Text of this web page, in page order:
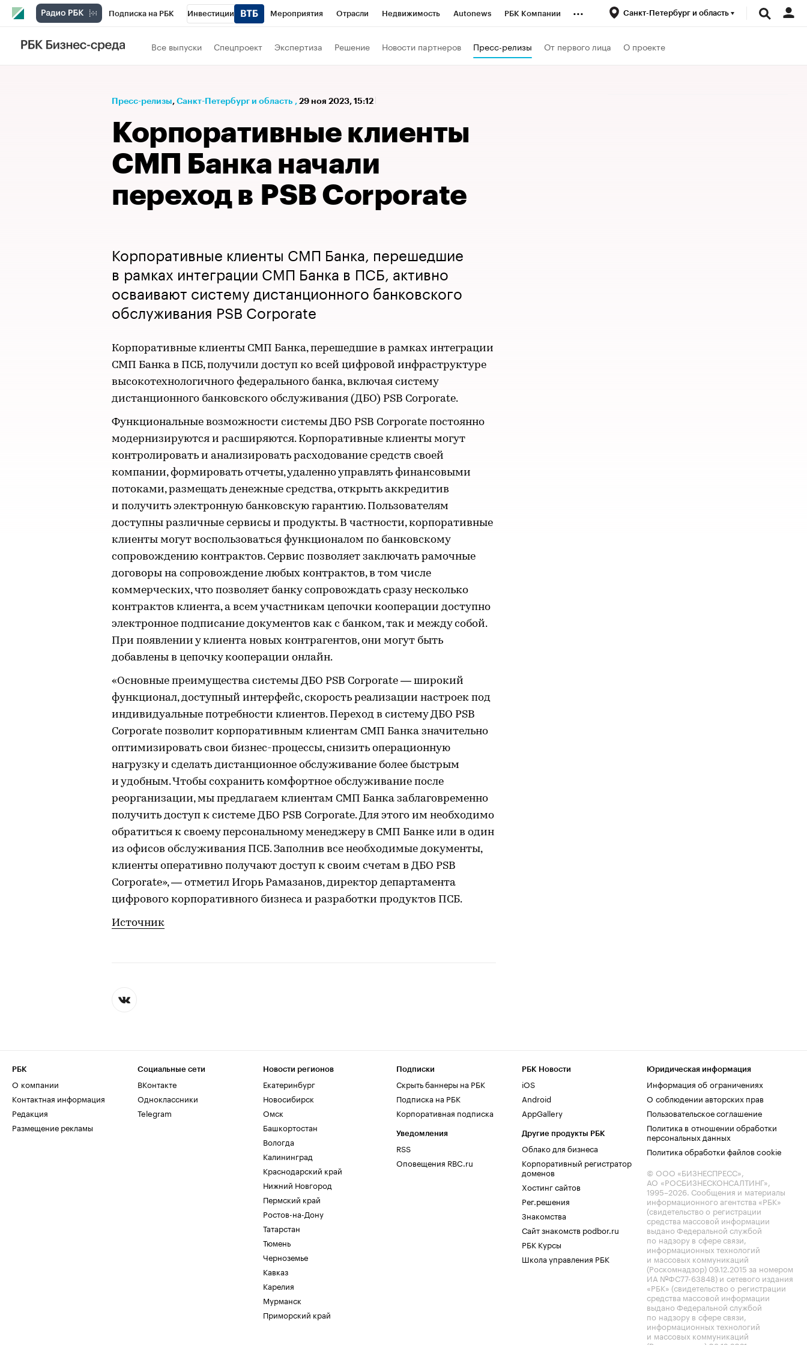
Подписка на РБК Инвестиции Мероприятия Отрасли Недвижимость Autonews РБК Компании
Телеканал
Спецпроекты
Рынок наличной валюты
... Санкт-Петербург и область
Все выпуски Спецпроект Экспертиза Решение Новости партнеров Пресс-релизы От первого лица О проекте
Пресс-релизы⁠, Санкт-Петербург и область , 29 ноя 2023, 15:12
Корпоративные клиенты
СМП Банка начали
переход в PSB Corporate
Корпоративные клиенты СМП Банка, перешедшие
в рамках интеграции СМП Банка в ПСБ, активно
осваивают систему дистанционного банковского
обслуживания PSB Corporate
Корпоративные клиенты СМП Банка, перешедшие в рамках интеграции
СМП Банка в ПСБ, получили доступ ко всей цифровой инфраструктуре
высокотехнологичного федерального банка, включая систему
дистанционного банковского обслуживания (ДБО) PSB Corporate.
Функциональные возможности системы ДБО PSB Corporate постоянно
модернизируются и расширяются. Корпоративные клиенты могут
контролировать и анализировать расходование средств своей
компании, формировать отчеты, удаленно управлять финансовыми
потоками, размещать денежные средства, открыть аккредитив
и получить электронную банковскую гарантию. Пользователям
доступны различные сервисы и продукты. В частности, корпоративные
клиенты могут воспользоваться функционалом по банковскому
сопровождению контрактов. Сервис позволяет заключать рамочные
договоры на сопровождение любых контрактов, в том числе
коммерческих, что позволяет банку сопровождать сразу несколько
контрактов клиента, а всем участникам цепочки кооперации доступно
электронное подписание документов как с банком, так и между собой.
При появлении у клиента новых контрагентов, они могут быть
добавлены в цепочку кооперации онлайн.
«Основные преимущества системы ДБО PSB Corporate — широкий
функционал, доступный интерфейс, скорость реализации настроек под
индивидуальные потребности клиентов. Переход в систему ДБО PSB
Corporate позволит корпоративным клиентам СМП Банка значительно
оптимизировать свои бизнес-процессы, снизить операционную
нагрузку и сделать дистанционное обслуживание более быстрым
и удобным. Чтобы сохранить комфортное обслуживание после
реорганизации, мы предлагаем клиентам СМП Банка заблаговременно
получить доступ к системе ДБО PSB Corporate. Для этого им необходимо
обратиться к своему персональному менеджеру в СМП Банке или в один
из офисов обслуживания ПСБ. Заполнив все необходимые документы,
клиенты оперативно получают доступ к своим счетам в ДБО PSB
Corporate», — отметил Игорь Рамазанов, директор департамента
цифрового корпоративного бизнеса и разработки продуктов ПСБ.
Источник
РБК
О компании
Контактная информация
Редакция
Размещение рекламы
Социальные сети
ВКонтакте
Одноклассники
Telegram
Новости регионов
Екатеринбург
Новосибирск
Омск
Башкортостан
Вологда
Калининград
Краснодарский край
Нижний Новгород
Пермский край
Ростов-на-Дону
Татарстан
Тюмень
Черноземье
Кавказ
Карелия
Мурманск
Приморский край
Подписки
Скрыть баннеры на РБК
Подписка на РБК
Корпоративная подписка
Уведомления
RSS
Оповещения RBC.ru
РБК Новости
iOS
Android
AppGallery
Другие продукты РБК
Облако для бизнеса
Корпоративный регистратор
доменов
Хостинг сайтов
Рег.решения
Знакомства
Сайт знакомств podbor.ru
РБК Курсы
Школа управления РБК
Юридическая информация
Информация об ограничениях
О соблюдении авторских прав
Пользовательское соглашение
Политика в отношении обработки
персональных данных
Политика обработки файлов cookie
© ООО «БИЗНЕСПРЕСС»,
АО «РОСБИЗНЕСКОНСАЛТИНГ»,
1995–2026. Сообщения и материалы
информационного агентства «РБК»
(свидетельство о регистрации
средства массовой информации
выдано Федеральной службой
по надзору в сфере связи,
информационных технологий
и массовых коммуникаций
(Роскомнадзор) 09.12.2015 за номером
ИА №ФС77-63848) и сетевого издания
«РБК» (свидетельство о регистрации
средства массовой информации
выдано Федеральной службой
по надзору в сфере связи,
информационных технологий
и массовых коммуникаций